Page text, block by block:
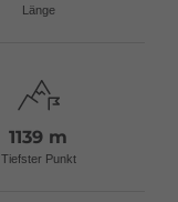
Länge
1139 m
Tiefster Punkt